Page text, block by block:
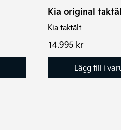
Kia original
Kia taktält
14.995 kr
Lägg till i